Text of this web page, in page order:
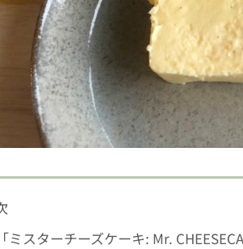
「ミスターチーズケーキ: Mr.